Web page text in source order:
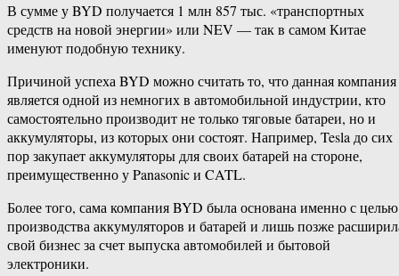
В сумме у BYD получается 1 млн 857 тыс. «транспортных
средств на новой энергии» или NEV — так в самом Китае
именуют подобную технику.
Причиной успеха BYD можно считать то, что данная компания
является одной из немногих в автомобильной индустрии, кто
самостоятельно производит не только тяговые батареи, но и
аккумуляторы, из которых они состоят. Например, Tesla до сих
пор закупает аккумуляторы для своих батарей на стороне,
преимущественно у Panasonic и CATL.
Более того, сама компания BYD была основана именно с целью
производства аккумуляторов и батарей и лишь позже
свой бизнес за счет выпуска автомобилей и бытовой
электроники.